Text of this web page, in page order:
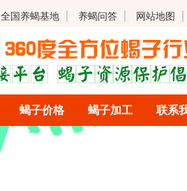
全国养蝎基地 养蝎问答 网站地图
蝎子价格 蝎子加工 联系